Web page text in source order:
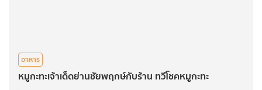
อาหาร
หมูกะทะเจ้าเด็ดย่านชัยพฤกษ์กับร้าน ทวีโชคหมูกะทะ